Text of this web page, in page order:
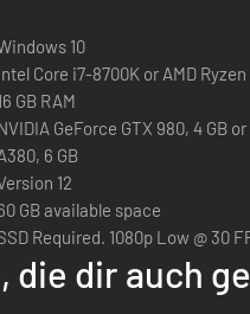
10
Core i7-8700K or AMD Ryzen
GB RAM
GeForce GTX 980, 4 GB
6 GB
12
GB available space
Required. 1080p Low @ 30
die dir auch